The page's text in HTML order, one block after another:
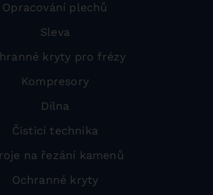
Opracování plechů
Sleva
kryty pro frézy
Kompresory
Dílna
Čisticí technika
na řezání kamenů
Ochranné kryty